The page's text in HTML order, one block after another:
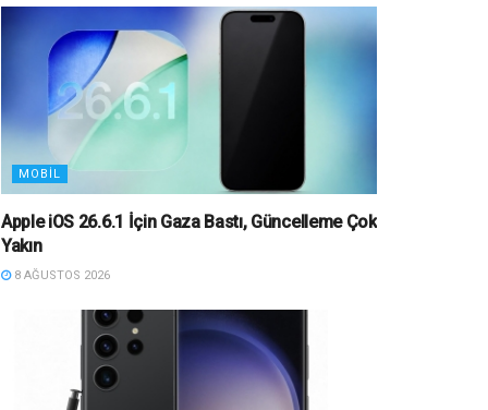
MOBIL
Apple iOS 26.6.1 İçin Gaza Bastı, Güncelleme Çok
Yakın
8 AĞUSTOS 2026